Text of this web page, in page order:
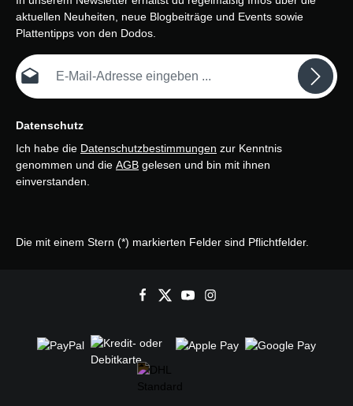
aktuellen Neuheiten, neue Blogbeiträge und Events sowie
Plattentipps von den Dodos.
E-Mail-Adresse*
Datenschutz
Ich habe die Datenschutzbestimmungen zur Kenntnis
genommen und die AGB gelesen und bin mit ihnen
einverstanden.
Die mit einem Stern (*) markierten Felder sind Pflichtfelder.